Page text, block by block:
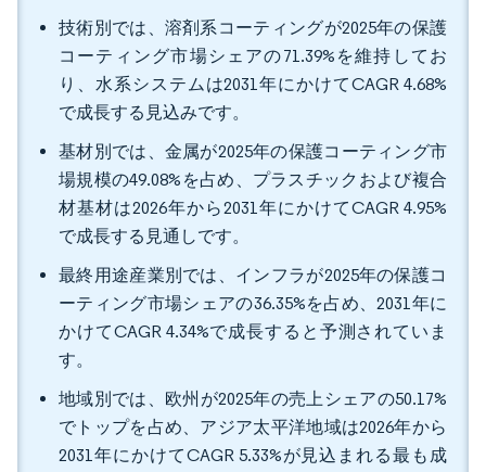
技術別では、溶剤系コーティングが2025年の保護
コーティング市場シェアの71.39%を維持してお
り、水系システムは2031年にかけてCAGR 4.68%
で成長する見込みです。
基材別では、金属が2025年の保護コーティング市
場規模の49.08%を占め、プラスチックおよび複合
材基材は2026年から2031年にかけてCAGR 4.95%
で成長する見通しです。
最終用途産業別では、インフラが2025年の保護コ
ーティング市場シェアの36.35%を占め、2031年に
かけてCAGR 4.34%で成長すると予測されていま
す。
地域別では、欧州が2025年の売上シェアの50.17%
でトップを占め、アジア太平洋地域は2026年から
2031年にかけてCAGR 5.33%が見込まれる最も成